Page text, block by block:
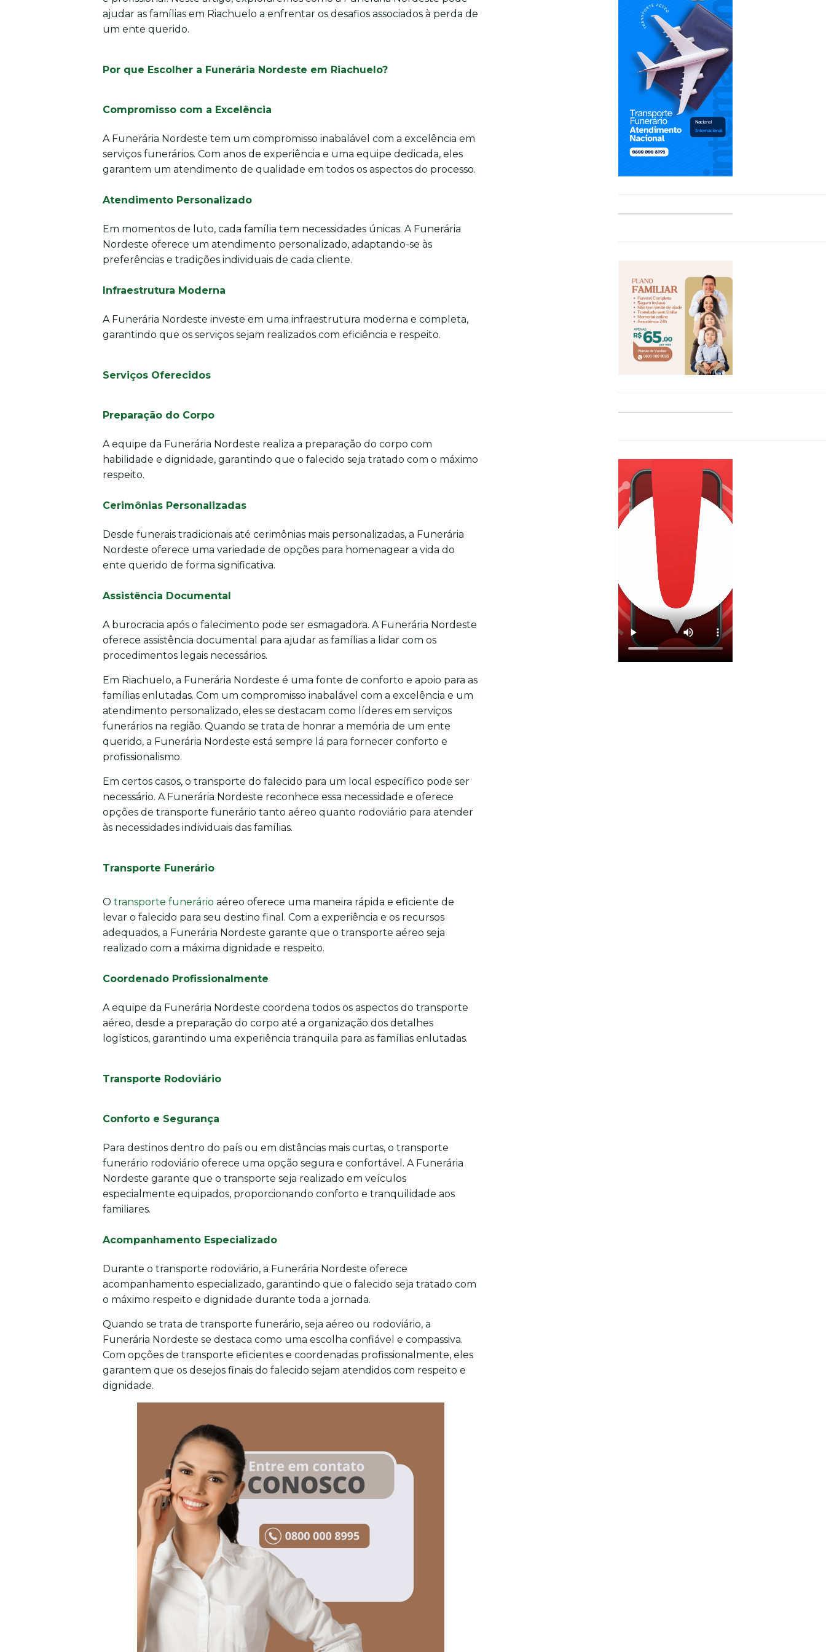
ajudar as famílias em Riachuelo a enfrentar os desafios associados à perda de
um ente querido.
Por que Escolher a Funerária Nordeste em Riachuelo?
Compromisso com a Excelência
A Funerária Nordeste tem um compromisso inabalável com a excelência em
serviços funerários. Com anos de experiência e uma equipe dedicada, eles
garantem um atendimento de qualidade em todos os aspectos do processo.
Atendimento Personalizado
Em momentos de luto, cada família tem necessidades únicas. A Funerária
Nordeste oferece um atendimento personalizado, adaptando-se às
preferências e tradições individuais de cada cliente.
Infraestrutura Moderna
A Funerária Nordeste investe em uma infraestrutura moderna e completa,
garantindo que os serviços sejam realizados com eficiência e respeito.
Serviços Oferecidos
Preparação do Corpo
A equipe da Funerária Nordeste realiza a preparação do corpo com
habilidade e dignidade, garantindo que o falecido seja tratado com o máximo
respeito.
Cerimônias Personalizadas
Desde funerais tradicionais até cerimônias mais personalizadas, a Funerária
Nordeste oferece uma variedade de opções para homenagear a vida do
ente querido de forma significativa.
Assistência Documental
A burocracia após o falecimento pode ser esmagadora. A Funerária Nordeste
oferece assistência documental para ajudar as famílias a lidar com os
procedimentos legais necessários.
Em Riachuelo, a Funerária Nordeste é uma fonte de conforto e apoio para as
famílias enlutadas. Com um compromisso inabalável com a excelência e um
atendimento personalizado, eles se destacam como líderes em serviços
funerários na região. Quando se trata de honrar a memória de um ente
querido, a Funerária Nordeste está sempre lá para fornecer conforto e
profissionalismo.
Em certos casos, o transporte do falecido para um local específico pode ser
necessário. A Funerária Nordeste reconhece essa necessidade e oferece
opções de transporte funerário tanto aéreo quanto rodoviário para atender
às necessidades individuais das famílias.
Transporte Funerário
O transporte funerário aéreo oferece uma maneira rápida e eficiente de
levar o falecido para seu destino final. Com a experiência e os recursos
adequados, a Funerária Nordeste garante que o transporte aéreo seja
realizado com a máxima dignidade e respeito.
Coordenado Profissionalmente
A equipe da Funerária Nordeste coordena todos os aspectos do transporte
aéreo, desde a preparação do corpo até a organização dos detalhes
logísticos, garantindo uma experiência tranquila para as famílias enlutadas.
Transporte Rodoviário
Conforto e Segurança
Para destinos dentro do país ou em distâncias mais curtas, o transporte
funerário rodoviário oferece uma opção segura e confortável. A Funerária
Nordeste garante que o transporte seja realizado em veículos
especialmente equipados, proporcionando conforto e tranquilidade aos
familiares.
Acompanhamento Especializado
Durante o transporte rodoviário, a Funerária Nordeste oferece
acompanhamento especializado, garantindo que o falecido seja tratado com
o máximo respeito e dignidade durante toda a jornada.
Quando se trata de transporte funerário, seja aéreo ou rodoviário, a
Funerária Nordeste se destaca como uma escolha confiável e compassiva.
Com opções de transporte eficientes e coordenadas profissionalmente, eles
garantem que os desejos finais do falecido sejam atendidos com respeito e
dignidade.